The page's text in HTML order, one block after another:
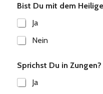
Bist Du mit dem
Ja
Nein
Sprichst Du in Zungen?
Ja